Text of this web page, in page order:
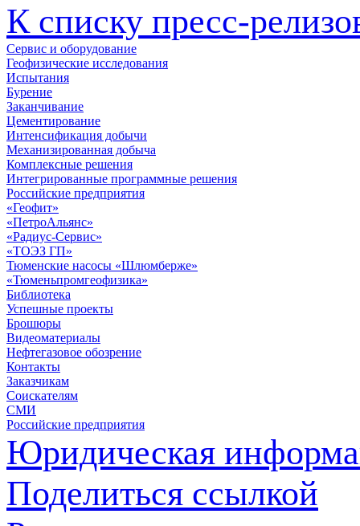
К списку пресс-
Сервис и оборудование
Геофизические исследования
Испытания
Бурение
Заканчивание
Цементирование
Интенсификация добычи
Механизированная добыча
Комплексные решения
Интегрированные программные решения
Российские предприятия
«Геофит»
«ПетроАльянс»
«Радиус-Сервис»
«ТОЭЗ ГП»
Тюменские насосы «Шлюмберже»
«Тюменьпромгеофизика»
Библиотека
Успешные проекты
Брошюры
Видеоматериалы
Нефтегазовое обозрение
Контакты
Заказчикам
Соискателям
СМИ
Российские предприятия
Юридическая
Поделиться ссылкой